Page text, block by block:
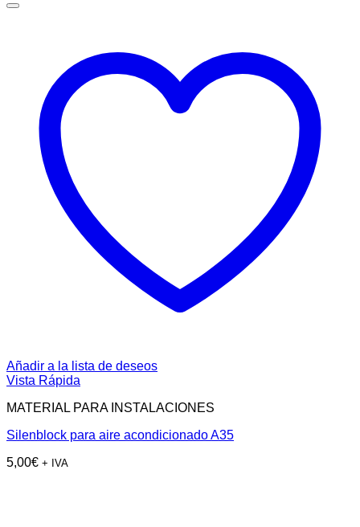
Añadir a la lista de deseos
Vista Rápida
MATERIAL PARA INSTALACIONES
Silenblock para aire acondicionado A35
5,00€ + IVA